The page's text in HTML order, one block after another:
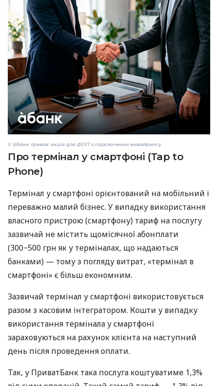
У àбанк триває акція для ФОП з підключення еквайрингу
Про термінал у смартфоні (Tap to
Phone)
Термінал у смартфоні орієнтований на мобільний і
переважно малий бізнес. У випадку використання
власного пристрою (смартфону) тариф на послугу
зазвичай не містить щомісячної абонплати
(300−500 грн як у терміналах, що надаються
банками) — тому з погляду витрат, «термінал в
смартфоні» є більш економним.
Зазвичай термінал у смартфоні використовується
разом з касовим інтегратором. Кошти у випадку
використання термінала у смартфоні
зараховуються на рахунок клієнта на наступний
день після проведення оплати.
Так, у ПриватБанк така послуга коштуватиме 1,3%